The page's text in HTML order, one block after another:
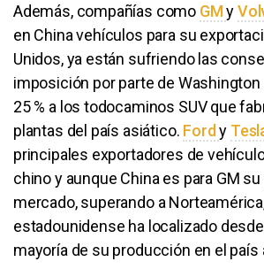
Además, compañías como GMy
en China vehículos para su
Unidos, ya están sufriendo las
imposición por parte de
25 % a los todocaminos SUV que
plantas del país asiático. Fordy
principales exportadores de
chino y aunque China es para GM
mercado, superando a
estadounidense ha localizado
mayoría de su producción en el país